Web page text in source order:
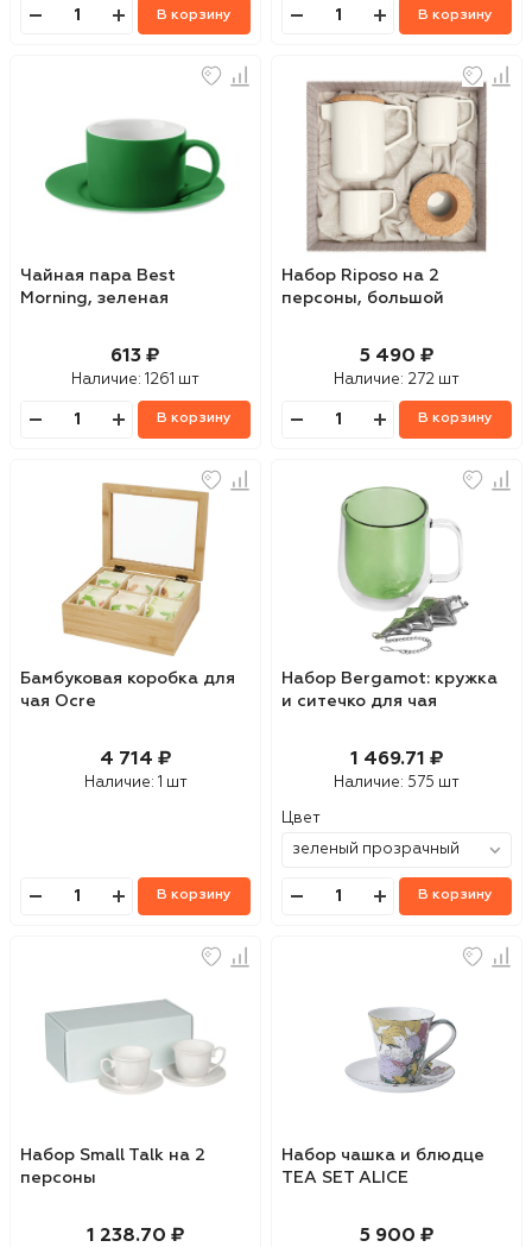
В корзину В корзину
Чайная пара Best
Morning, зеленая
613 ₽
Наличие: 1261 шт
В корзину
Набор Riposo на 2
персоны, большой
5 490 ₽
Наличие: 272 шт
В корзину
Бамбуковая коробка для
чая Ocre
4 714 ₽
Наличие: 1 шт
В корзину
Набор Bergamot: кружка
и ситечко для чая
1 469.71 ₽
Наличие: 575 шт
Цвет
В корзину
Набор Small Talk на 2
персоны
1 238.70 ₽
Набор чашка и блюдце
TEA SET ALICE
5 900 ₽